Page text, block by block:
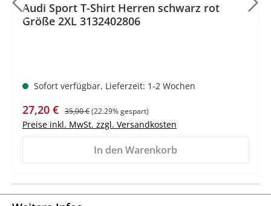
Audi Sport T-Shirt Herren schwarz rot
Größe 2XL 3132402806
Sofort verfügbar, Lieferzeit: 1-2 Wochen
Verkaufspreis:
27,20 € Regulärer Preis:
35,00 €(22.29% gespart)
Preise inkl. MwSt. zzgl. Versandkosten
In den Warenkorb